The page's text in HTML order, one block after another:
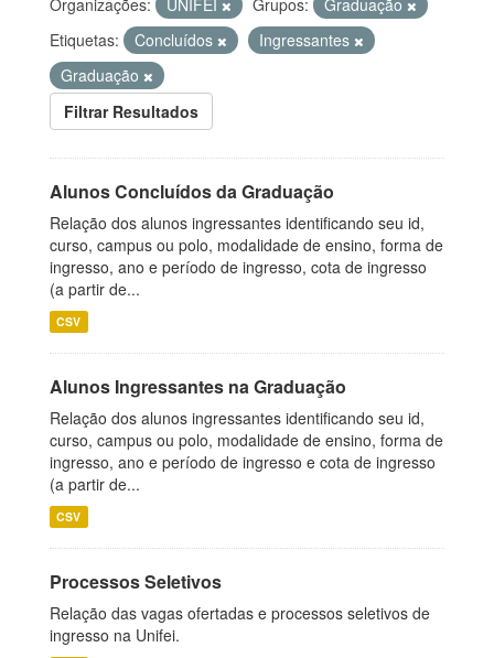
Organizações: UNIFEI Grupos:
Graduação
Etiquetas:
Concluídos
Ingressantes
Graduação
Filtrar Resultados
Alunos Concluídos da Graduação
Relação dos alunos ingressantes identificando seu id,
curso, campus ou polo, modalidade de ensino, forma de
ingresso, ano e período de ingresso, cota de ingresso
(a partir de...
CSV
Alunos Ingressantes na Graduação
Relação dos alunos ingressantes identificando seu id,
curso, campus ou polo, modalidade de ensino, forma de
ingresso, ano e período de ingresso e cota de ingresso
(a partir de...
CSV
Processos Seletivos
Relação das vagas ofertadas e processos seletivos de
ingresso na Unifei.